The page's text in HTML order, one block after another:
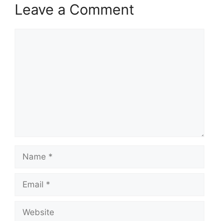
Leave a Comment